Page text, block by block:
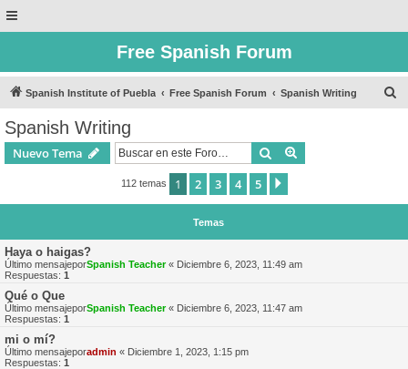
Free Spanish Forum
Spanish Institute of Puebla Free Spanish Forum Spanish Writing
Spanish Writing
Nuevo Tema Buscar
112 temas 1 2 3 4 5
Temas
Haya o haigas?
Último mensajeporSpanish Teacher« Diciembre 6, 2023, 11:49 am
Respuestas: 1
Qué o Que
Último mensajeporSpanish Teacher« Diciembre 6, 2023, 11:47 am
Respuestas: 1
mi o mí?
Último mensajeporadmin « Diciembre 1, 2023, 1:15 pm
Respuestas: 1